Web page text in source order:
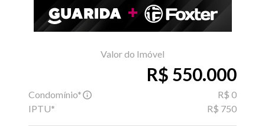
Valor do Imóvel
R$ 550.000
Condomínio*
R$ 0
IPTU*
R$ 750